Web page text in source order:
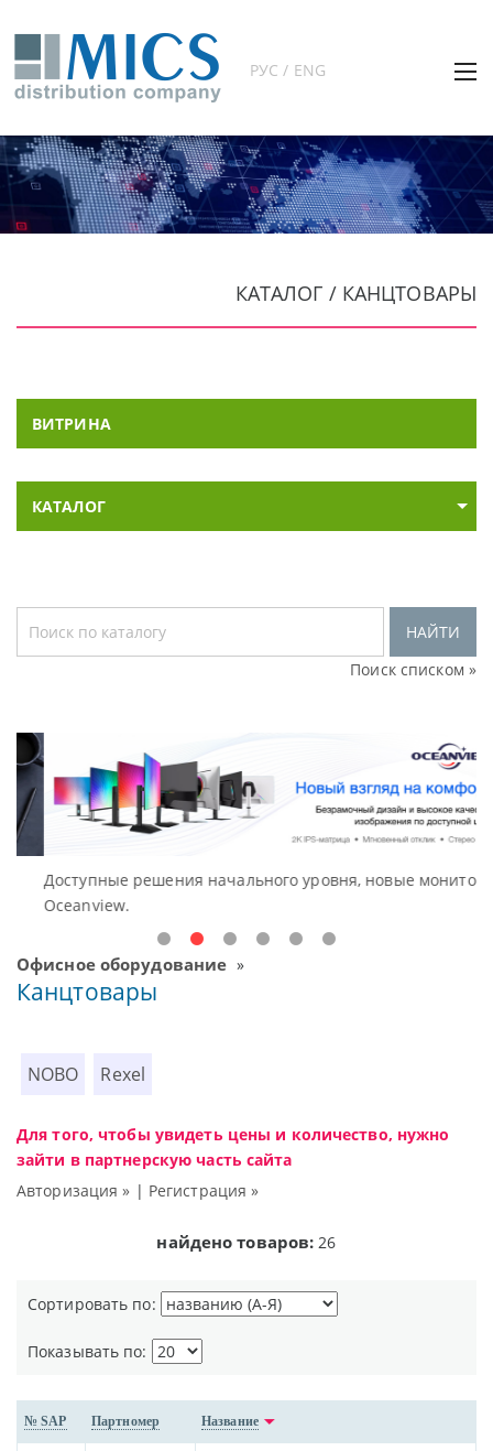
РУС / ENG
КАТАЛОГ / КАНЦТОВАРЫ
ВИТРИНА
КАТАЛОГ
НАЙТИ
Поиск списком »
Доступные решения начального уровня, новые мониторы
Oceanview.
Офисное оборудование »
Канцтовары
NOBO Rexel
Для того, чтобы увидеть цены и количество, нужно
зайти в партнерскую часть сайта
Авторизация » | Регистрация »
найдено товаров: 26
Сортировать по:
Показывать по:
№ SAP Партномер Название